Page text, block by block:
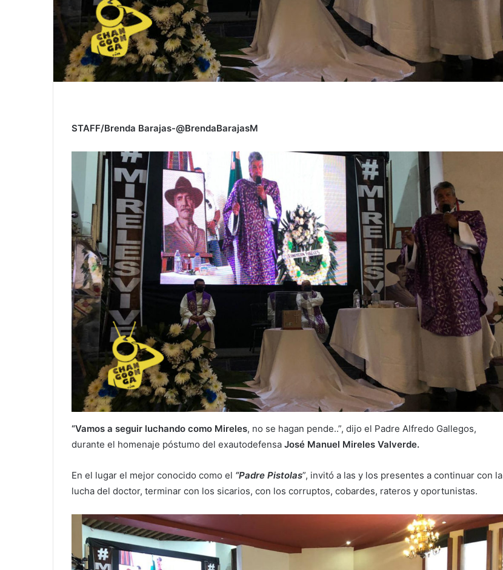
STAFF/Brenda Barajas-@BrendaBarajasM
“Vamos a seguir luchando como Mireles, no se hagan pende..”, dijo el Padre Alfredo Gallegos,
durante el homenaje póstumo del exautodefensa José Manuel Mireles Valverde.
En el lugar el mejor conocido como el “Padre Pistolas”, invitó a las y los presentes a continuar con la
lucha del doctor, terminar con los sicarios, con los corruptos, cobardes, rateros y oportunistas.